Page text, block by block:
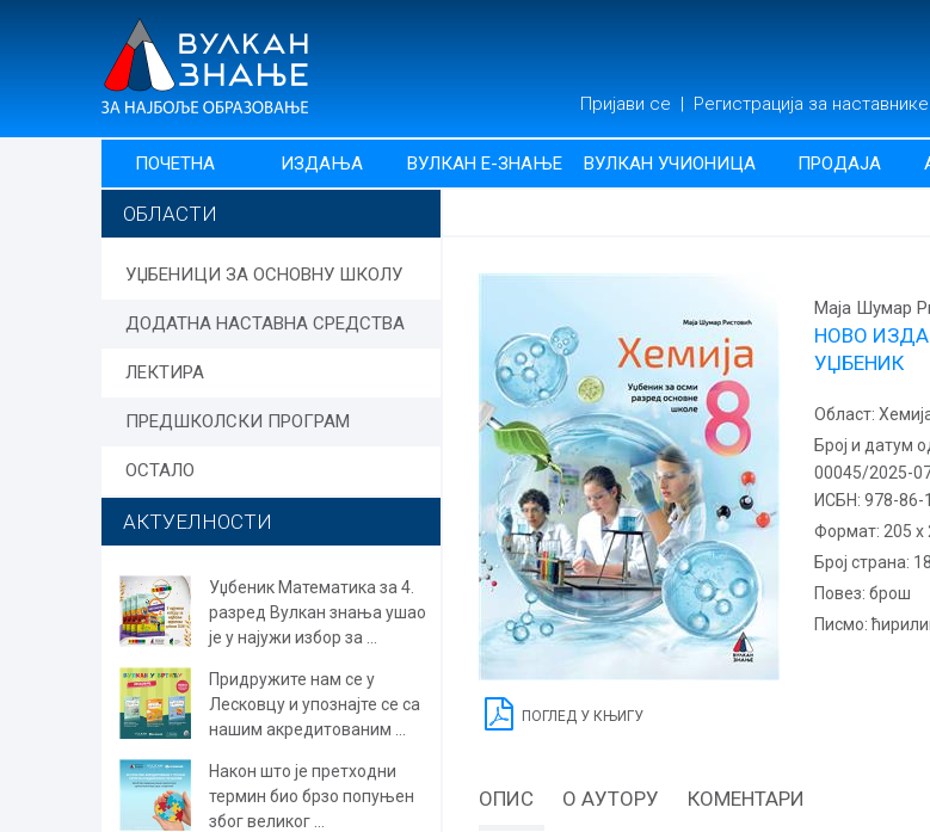
Пријави се | Регистрација за наставнике
ПОЧЕТНА ИЗДАЊА ВУЛКАН Е-ЗНАЊЕ ВУЛКАН УЧИОНИЦА ПРОДАЈА
ОБЛАСТИ
УЏБЕНИЦИ ЗА ОСНОВНУ ШКОЛУ
ДОДАТНА НАСТАВНА СРЕДСТВА
ЛЕКТИРА
ПРЕДШКОЛСКИ ПРОГРАМ
ОСТАЛО
АКТУЕЛНОСТИ
Уџбеник Математика за 4.
разред Вулкан знања ушао
је у најужи избор за ...
Придружите нам се у
Лесковцу и упознајте се са
нашим акредитованим ...
Након што је претходни
термин био брзо попуњен
због великог ...
ПОГЛЕД У КЊИГУ
Маја Шумар
НОВО
УЏБЕНИК
Област:
Број и датум
00045/2025-
ИСБН: 978-86-
Формат: 205 x
Број страна:
повез: брош
Писмо:
ОПИС О АУТОРУ КОМЕНТАРИ